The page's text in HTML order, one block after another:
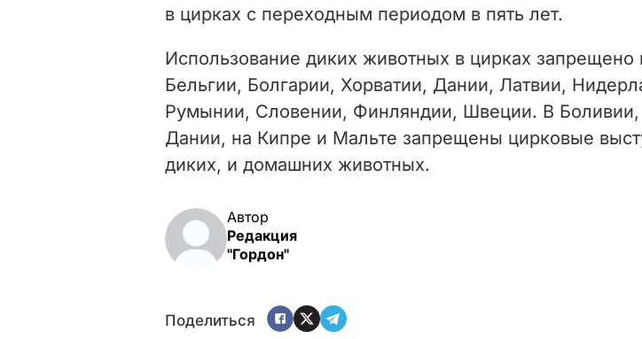
в цирках с переходным периодом в пять лет.
Использование диких животных в цирках запрещено
Бельгии, Болгарии, Хорватии, Дании, Латвии,
Румынии, Словении, Финляндии, Швеции. В Боливии,
Дании, на Кипре и Мальте запрещены цирковые
диких, и домашних животных.
Автор
Редакция
"Гордон"
Поделиться